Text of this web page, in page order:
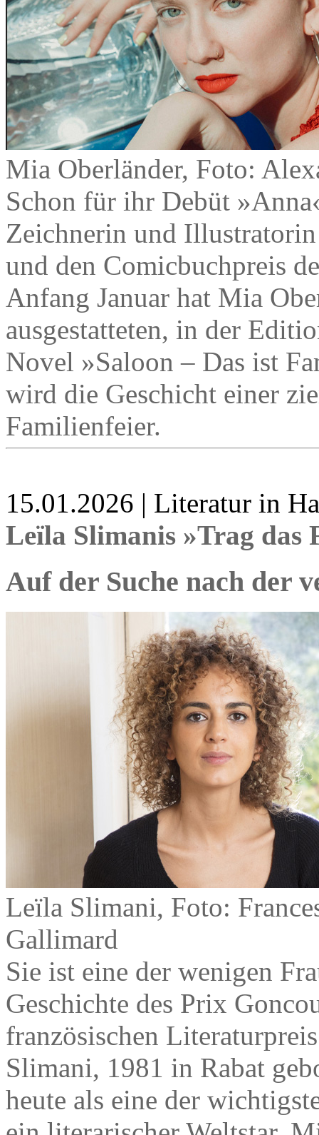
Mia Oberländer, Foto:
Schon für ihr Debüt
Zeichnerin und
und den Comicbuchpreis
Anfang Januar hat Mia
ausgestatteten, in der
Novel »Saloon – Das ist
wird die Geschicht einer
Familienfeier.
15.01.2026 | Literatur in
Leïla Slimanis »Trag das
Auf der Suche nach der
Leïla Slimani, Foto:
Gallimard
Sie ist eine der wenigen
Geschichte des Prix
französischen
Slimani, 1981 in Rabat
heute als eine der